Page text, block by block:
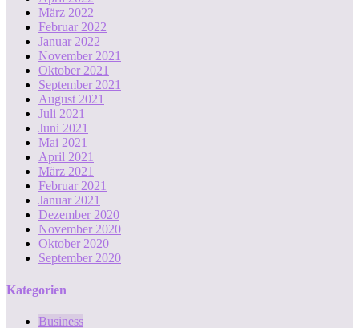
März 2022
Februar 2022
Januar 2022
November 2021
Oktober 2021
September 2021
August 2021
Juli 2021
Juni 2021
Mai 2021
April 2021
März 2021
Februar 2021
Januar 2021
Dezember 2020
November 2020
Oktober 2020
September 2020
Kategorien
Business